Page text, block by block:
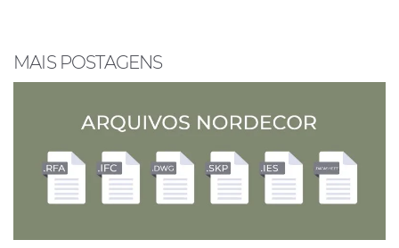
o
k
p
MAIS POSTAGENS